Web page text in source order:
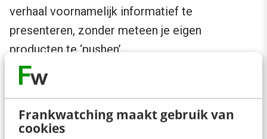
Frankwatching maakt gebruik van
cookies
verhaal voornamelijk informatief te
presenteren, zonder meteen je eigen
producten te ‘pushen’.